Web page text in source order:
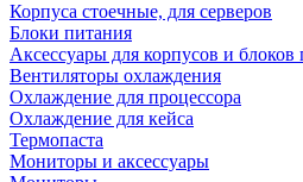
Корпуса стоечные, для серверов
Блоки питания
Аксессуары для корпусов и блоков
Вентиляторы охлаждения
Охлаждение для процессора
Охлаждение для кейса
Термопаста
Мониторы и аксессуары